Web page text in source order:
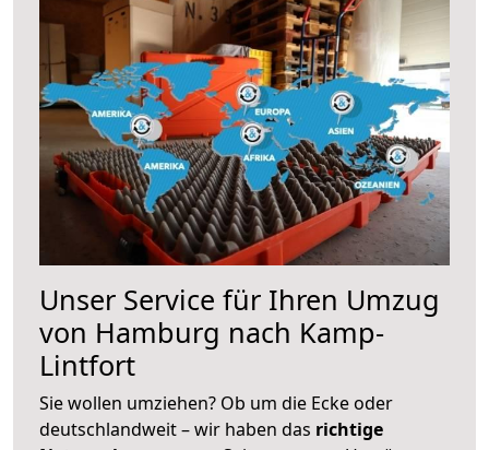
Unser Service für Ihren Umzug
von Hamburg nach Kamp-
Lintfort
Sie wollen umziehen? Ob um die Ecke oder
deutschlandweit – wir haben das richtige